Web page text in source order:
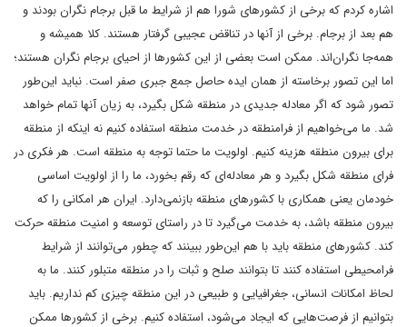
اشاره کردم که برخی از کشورهای شورا هم از شرایط ما قبل برجام نگران بودند و
هم بعد از برجام. برخی از آنها در تناقض عجیبی گرفتار هستند. کلا همیشه و
همه‌جا نگران‌اند. ممکن است بعضی از این کشورها از احیای برجام نگران هستند؛
اما این تصور برخاسته از همان ایده حاصل جمع جبری صفر است. نباید این‌طور
تصور شود که اگر معادله جدیدی در منطقه شکل بگیرد، به زیان آنها تمام خواهد
شد. ما می‌خواهیم از فرامنطقه در خدمت منطقه استفاده کنیم نه اینکه از منطقه
برای بیرون منطقه هزینه کنیم. اولویت ما حتما توجه به منطقه است. هر فکری در
فرای منطقه شکل بگیرد و هر معادله‌ای که رقم بخورد، ما را از اولویت اساسی
خودمان یعنی همکاری با کشورهای منطقه بازنمی‌دارد. ایران هر امکانی را که
بیرون منطقه باشد، به خدمت می‌گیرد تا در راستای توسعه و امنیت منطقه حرکت
کند. کشورهای منطقه باید با هم این‌طور ببینند که چطور می‌توانند از شرایط
فرامحیطی استفاده کنند تا بتوانند صلح و ثبات را در منطقه متبلور کنند. ما به
لحاظ امکانات انسانی، جغرافیایی و طبیعی در این منطقه چیزی کم نداریم. باید
بتوانیم از فرصت‌هایی که ایجاد می‌شود، استفاده کنیم. برخی از کشورها ممکن